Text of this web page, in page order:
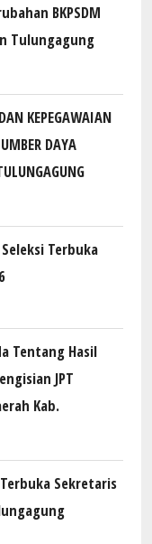
BKPSDM
Tulungagung
KEPEGAWAIAN
DAYA
Terbuka
Tentang Hasil
JPT
Kab.
Sekretaris